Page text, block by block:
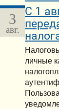
3
авг.
С 1
личные